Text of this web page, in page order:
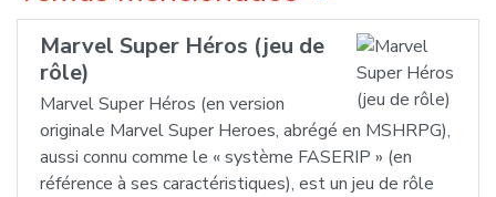
Marvel Super Héros (jeu de
rôle)
Marvel Super Héros (en version
originale Marvel Super Heroes, abrégé en MSHRPG),
aussi connu comme le « système FASERIP » (en
référence à ses caractéristiques), est un jeu de rôle